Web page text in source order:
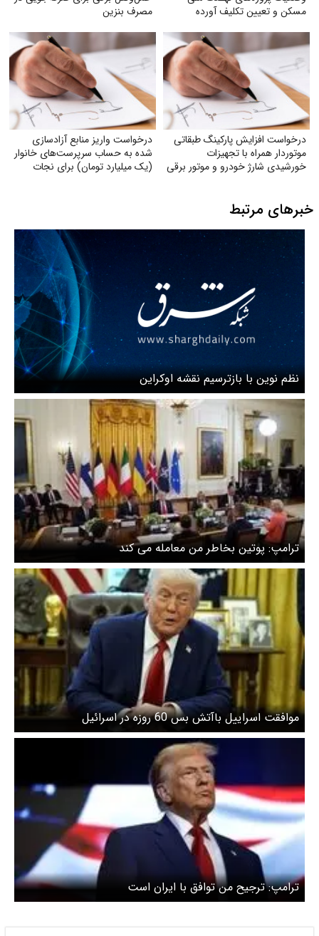
مسکن و تعیین تکلیف آورده
مصرف بنزین
درخواست افزایش پارکینگ طبقاتی
موتوردار همراه با تجهیزات
خورشیدی شارژ خودرو و موتور برقی
درخواست واریز منابع آزادسازی
شده به حساب سرپرست‌های خانوار
(یک میلیارد تومان) برای نجات
خبرهای مرتبط
نظم نوین‌ با بازترسیم نقشه اوکراین
ترامپ: پوتین بخاطر من معامله می کند
موافقت اسراییل باآتش بس 60 روزه در اسرائیل
ترامپ: ترجیح من توافق با ایران است